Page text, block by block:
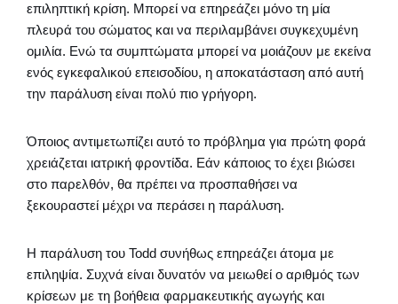
επιληπτική κρίση. Μπορεί να επηρεάζει μόνο τη μία
πλευρά του σώματος και να περιλαμβάνει συγκεχυμένη
ομιλία. Ενώ τα συμπτώματα μπορεί να μοιάζουν με εκείνα
ενός εγκεφαλικού επεισοδίου, η αποκατάσταση από αυτή
την παράλυση είναι πολύ πιο γρήγορη.
Όποιος αντιμετωπίζει αυτό το πρόβλημα για πρώτη φορά
χρειάζεται ιατρική φροντίδα. Εάν κάποιος το έχει βιώσει
στο παρελθόν, θα πρέπει να προσπαθήσει να
ξεκουραστεί μέχρι να περάσει η παράλυση.
Η παράλυση του Todd συνήθως επηρεάζει άτομα με
επιληψία. Συχνά είναι δυνατόν να μειωθεί ο αριθμός των
κρίσεων με τη βοήθεια φαρμακευτικής αγωγής και